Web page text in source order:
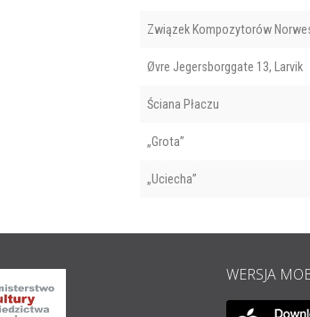
Związek Kompozytorów
Øvre Jegersborggate 13, Larvik
Ściana Płaczu
„Grota”
„Uciecha”
WERSJA